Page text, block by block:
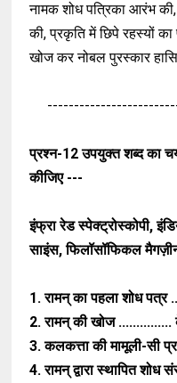
नामक शोध पत्रिका आरंभ
की, प्रकृति में छिपे रहस्यों का
खोज कर नोबल पुरस्कार
प्रश्न-12उपयुक्त शब्द का
कीजिए ---
इंफ्रा रेड स्पेक्ट्रोस्कोपी,
साइंस, फिलॉसॉफिकल
1. रामन् का पहला शोध पत्र
2. रामन् की खोज
3. कलकत्ता की मामूली-सी
4. रामन् द्वारा स्थापित शोध